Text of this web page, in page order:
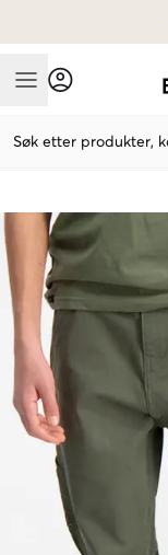
Mobile Menu
Søk etter produkter,